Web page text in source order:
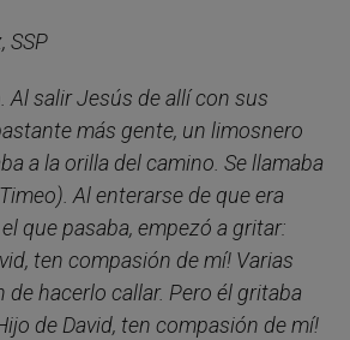
SSP
Al salir Jesús de allí con sus
más gente, un limosnero
a la orilla del camino. Se llamaba
Al enterarse de que era
que pasaba, empezó a gritar:
ten compasión de mí! Varias
hacerlo callar. Pero él gritaba
de David, ten compasión de mí!